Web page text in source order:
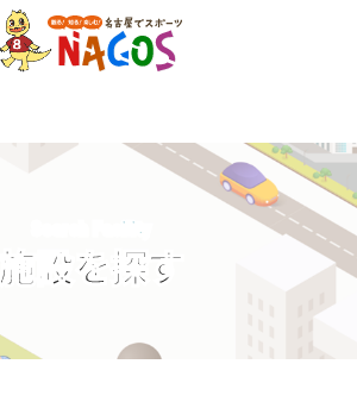
施設を探す
Search Facility